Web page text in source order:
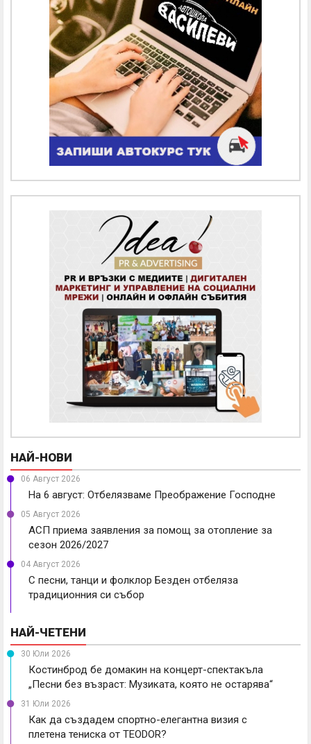
НАЙ-НОВИ
06 Август 2026
На 6 август: Отбелязваме Преображение Господне
05 Август 2026
АСП приема заявления за помощ за отопление за
сезон 2026/2027
04 Август 2026
С песни, танци и фолклор Безден отбеляза
традиционния си събор
НАЙ-ЧЕТЕНИ
30 Юли 2026
Костинброд бе домакин на концерт-спектакъла
„Песни без възраст: Музиката, която не остарява“
31 Юли 2026
Как да създадем спортно-елегантна визия с
плетена тениска от TEODOR?